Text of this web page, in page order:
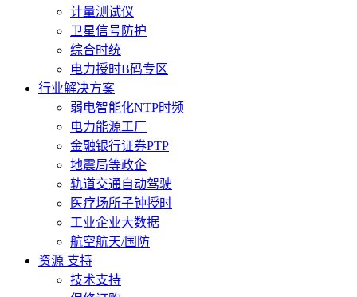
计量测试仪
卫星信号防护
综合时统
电力授时B码专区
行业解决方案
弱电智能化NTP时频
电力能源工厂
金融银行证券PTP
地震局等政企
轨道交通自动驾驶
医疗场所子钟授时
工业企业大数据
航空航天/国防
资源 支持
技术支持